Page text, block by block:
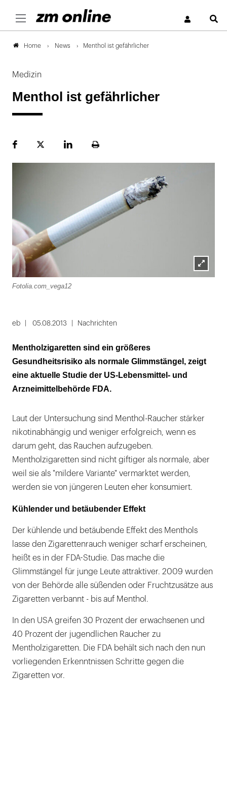
Home News Menthol ist gefährlicher
Medizin
Menthol ist gefährlicher
FacebookPlattformLinekdInSeite
Lightbox
Fotolia.com_vega12
eb 05.08.2013 Nachrichten
Mentholzigaretten sind ein größeres
Gesundheitsrisiko als normale Glimmstängel, zeigt
eine aktuelle Studie der US-Lebensmittel- und
Arzneimittelbehörde FDA.
Laut der Untersuchung sind Menthol-Raucher stärker
nikotinabhängig und weniger erfolgreich, wenn es
darum geht, das Rauchen aufzugeben.
Mentholzigaretten sind nicht giftiger als normale, aber
weil sie als "mildere Variante" vermarktet werden,
werden sie von jüngeren Leuten eher konsumiert.
Kühlender und betäubender Effekt
Der kühlende und betäubende Effekt des Menthols
lasse den Zigarettenrauch weniger scharf erscheinen,
heißt es in der FDA-Studie. Das mache die
Glimmstängel für junge Leute attraktiver. 2009 wurden
von der Behörde alle süßenden oder Fruchtzusätze aus
Zigaretten verbannt - bis auf Menthol.
In den USA greifen 30 Prozent der erwachsenen und
40 Prozent der jugendlichen Raucher zu
Mentholzigaretten. Die FDA behält sich nach den nun
vorliegenden Erkenntnissen Schritte gegen die
Zigaretten vor.